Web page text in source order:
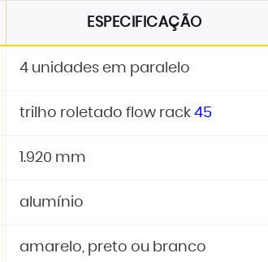
ESPECIFICAÇÃO
4 unidades em paralelo
trilho roletado flow rack 45
1.920 mm
alumínio
amarelo, preto ou branco